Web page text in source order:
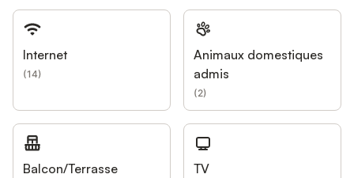
Internet
(14)
Animaux domestiques
admis
(2)
Balcon/Terrasse TV